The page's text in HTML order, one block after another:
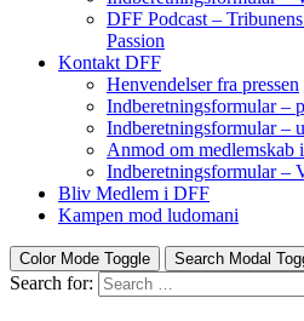
DFF Podcast –
Passion
Kontakt DFF
Henvendelser fra pressen
Indberetningsformular –
Indberetningsformular –
Anmod om medlemskab
Indberetningsformular –
Bliv Medlem i DFF
Kampen mod ludomani
Color Mode Toggle Search Modal
Search for: